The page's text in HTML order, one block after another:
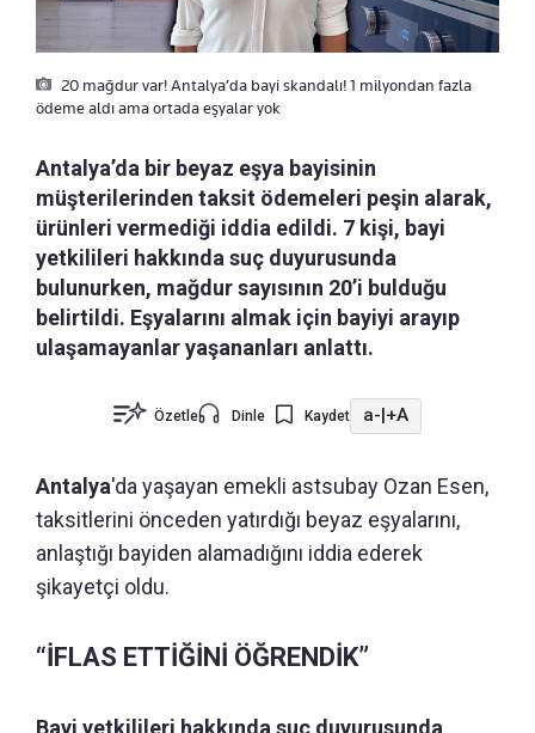
20 mağdur var! Antalya’da bayi skandalı! 1 milyondan fazla
ödeme aldı ama ortada eşyalar yok
Antalya’da bir beyaz eşya bayisinin
müşterilerinden taksit ödemeleri peşin alarak,
ürünleri vermediği iddia edildi. 7 kişi, bayi
yetkilileri hakkında suç duyurusunda
bulunurken, mağdur sayısının 20’i bulduğu
belirtildi. Eşyalarını almak için bayiyi arayıp
ulaşamayanlar yaşananları anlattı.
Özetle Dinle Kaydet a- +A
Antalya'da yaşayan emekli astsubay Ozan Esen,
taksitlerini önceden yatırdığı beyaz eşyalarını,
anlaştığı bayiden alamadığını iddia ederek
şikayetçi oldu.
“İFLAS ETTİĞİNİ ÖĞRENDİK”
Bayi yetkilileri hakkında suç duyurusunda